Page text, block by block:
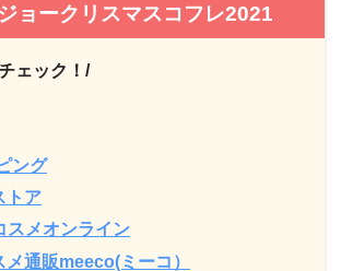
ョークリスマスコフレ2021
ェック！/
ング
トア
スメオンライン
メ通販meeco(ミーコ）